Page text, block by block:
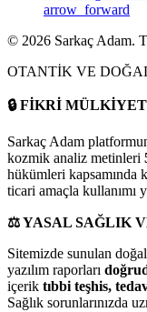
arrow_forward
© 2026 Sarkaç Adam.
OTANTİK VE
🔒FİKRİ
Sarkaç Adam
kozmik analiz metinleri
hükümleri kapsamında
ticari amaçla kullanımı
⚖️YASAL SAĞLIK
Sitemizde sunulan
yazılım raporları
içerik tıbbi teşhis,
Sağlık sorunlarınızda